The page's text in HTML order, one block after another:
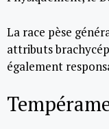
La race pèse
attributs
également